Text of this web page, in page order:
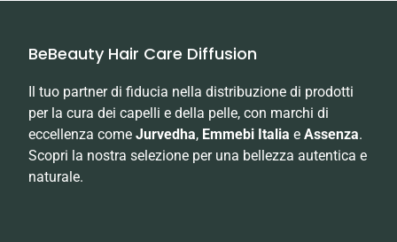
BeBeauty Hair Care Diffusion
Il tuo partner di fiducia nella distribuzione di prodotti
per la cura dei capelli e della pelle, con marchi di
eccellenza come Jurvedha, Emmebi Italia e Assenza.
Scopri la nostra selezione per una bellezza autentica e
naturale.